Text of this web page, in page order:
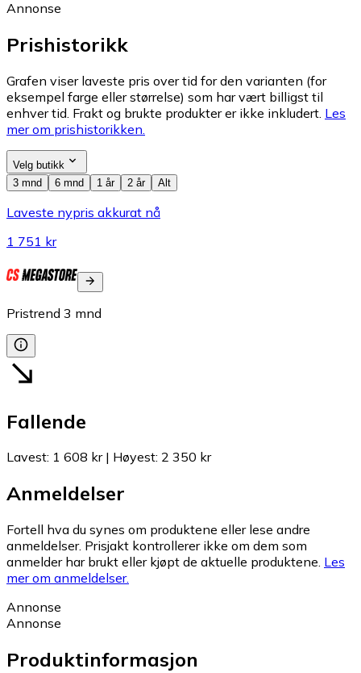
Annonse
Prishistorikk
Grafen viser laveste pris over tid for den varianten (for
eksempel farge eller størrelse) som har vært billigst til
enhver tid. Frakt og brukte produkter er ikke inkludert. Les
mer om prishistorikken.
Velg butikk
3 mnd
6 mnd 1 år 2 år Alt
Laveste nypris akkurat nå
1 751 kr
Pristrend 3 mnd
Fallende
Lavest: 1 608 kr| Høyest: 2 350 kr
Anmeldelser
Fortell hva du synes om produktene eller lese andre
anmeldelser. Prisjakt kontrollerer ikke om dem som
anmelder har brukt eller kjøpt de aktuelle produktene. Les
mer om anmeldelser.
Annonse
Annonse
Produktinformasjon